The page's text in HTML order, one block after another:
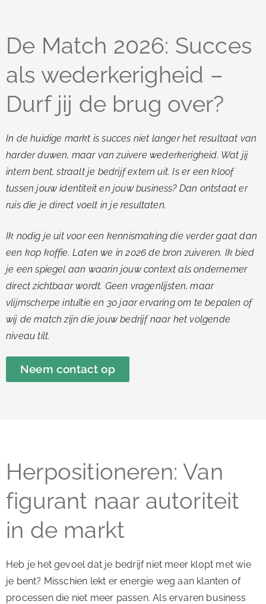
De Match 2026: Succes
als wederkerigheid –
Durf jij de brug over?
In de huidige markt is succes niet langer het resultaat van
harder duwen, maar van zuivere wederkerigheid. Wat jij
intern bent, straalt je bedrijf extern uit. Is er een kloof
tussen jouw identiteit en jouw business? Dan ontstaat er
ruis die je direct voelt in je resultaten.
Ik nodig je uit voor een kennismaking die verder gaat dan
een kop koffie. Laten we in 2026 de bron zuiveren. Ik bied
je een spiegel aan waarin jouw context als ondernemer
direct zichtbaar wordt. Geen vragenlijsten, maar
vlijmscherpe intuïtie en 30 jaar ervaring om te bepalen of
wij de match zijn die jouw bedrijf naar het volgende
niveau tilt.
Neem contact op
Herpositioneren: Van
figurant naar autoriteit
in de markt
Heb je het gevoel dat je bedrijf niet meer klopt met wie
je bent? Misschien lekt er energie weg aan klanten of
processen die niet meer passen. Als ervaren business